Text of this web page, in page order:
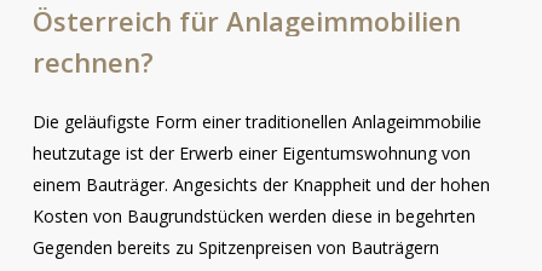
Österreich für Anlageimmobilien
rechnen?
Die geläufigste Form einer traditionellen Anlageimmobilie
heutzutage ist der Erwerb einer Eigentumswohnung von
einem Bauträger. Angesichts der Knappheit und der hohen
Kosten von Baugrundstücken werden diese in begehrten
Gegenden bereits zu Spitzenpreisen von Bauträgern